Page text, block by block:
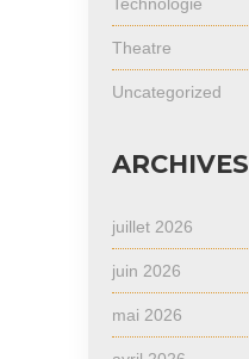
Theatre
Uncategorized
ARCHIVES
juillet 2026
juin 2026
mai 2026